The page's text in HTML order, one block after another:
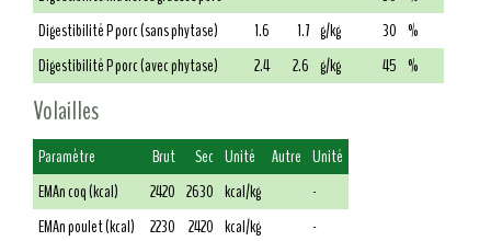
Digestibilité P porc (sans phytase)
1.6 1.7 g/kg 30 %
Digestibilité P porc (avec phytase)
2.4 2.6 g/kg 45 %
Volailles
Paramètre Brut Sec Unité Autre Unité
EMAn coq (kcal)
2420 2630 kcal/kg
-
EMAn poulet (kcal)
2230 2420 kcal/kg
-